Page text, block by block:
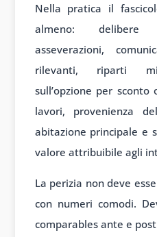
Nella pratica il
almeno: delibere
asseverazioni,
rilevanti, riparti
sull’opzione per
lavori, provenienza
abitazione principale e
valore attribuibile agli
La perizia non deve
con numeri comodi.
comparables ante e